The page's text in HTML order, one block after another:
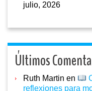
julio, 2026
Últimos
Ruth Martin en
reflexiones para